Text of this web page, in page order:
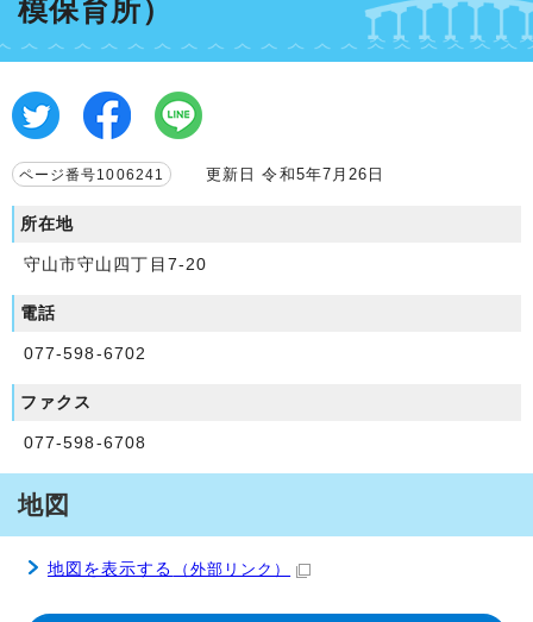
模保育所）
ページ番号1006241 更新日 令和5年7月26日
所在地
守山市守山四丁目7-20
電話
077-598-6702
ファクス
077-598-6708
地図
地図を表示する （外部リンク）